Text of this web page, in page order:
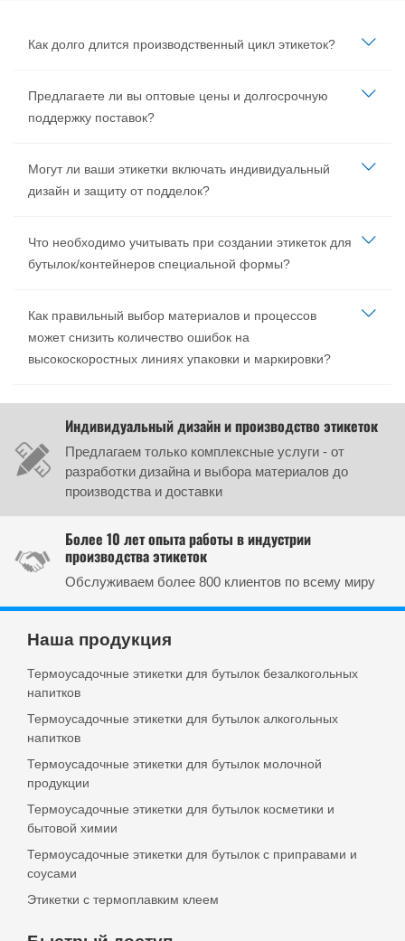
Как долго длится производственный цикл этикеток?
Предлагаете ли вы оптовые цены и долгосрочную
поддержку поставок?
Могут ли ваши этикетки включать индивидуальный
дизайн и защиту от подделок?
Что необходимо учитывать при создании этикеток для
бутылок/контейнеров специальной формы?
Как правильный выбор материалов и процессов
может снизить количество ошибок на
высокоскоростных линиях упаковки и маркировки?
Индивидуальный дизайн и производство этикеток
Предлагаем только комплексные услуги - от
разработки дизайна и выбора материалов до
производства и доставки
Более 10 лет опыта работы в индустрии
производства этикеток
Обслуживаем более 800 клиентов по всему миру
Наша продукция
Термоусадочные этикетки для бутылок безалкогольных
напитков
Термоусадочные этикетки для бутылок алкогольных
напитков
Термоусадочные этикетки для бутылок молочной
продукции
Термоусадочные этикетки для бутылок косметики и
бытовой химии
Термоусадочные этикетки для бутылок с приправами и
соусами
Этикетки с термоплавким клеем